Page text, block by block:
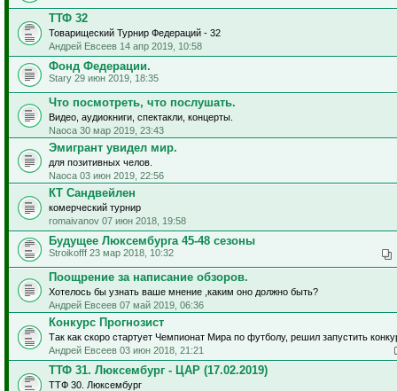
ТТФ 32
Товарищеский Турнир Федераций - 32
Андрей Евсеев 14 апр 2019, 10:58
Фонд Федерации.
Stary 29 июн 2019, 18:35
Что посмотреть, что послушать.
Видео, аудиокниги, спектакли, концерты.
Naoca 30 мар 2019, 23:43
Эмигрант увидел мир.
для позитивных челов.
Naoca 03 июн 2019, 22:56
КТ Сандвейлен
комерческий турнир
romaivanov 07 июн 2018, 19:58
Будущее Люксембурга 45-48 сезоны
Stroikofff 23 мар 2018, 10:32
Поощрение за написание обзоров.
Хотелось бы узнать ваше мнение ,каким оно должно быть?
Андрей Евсеев 07 май 2019, 06:36
Конкурс Прогнозист
Так как скоро стартует Чемпионат Мира по футболу, решил запустить
Андрей Евсеев 03 июн 2018, 21:21
ТТФ 31. Люксембург - ЦАР (17.02.2019)
ТТФ 30. Люксембург